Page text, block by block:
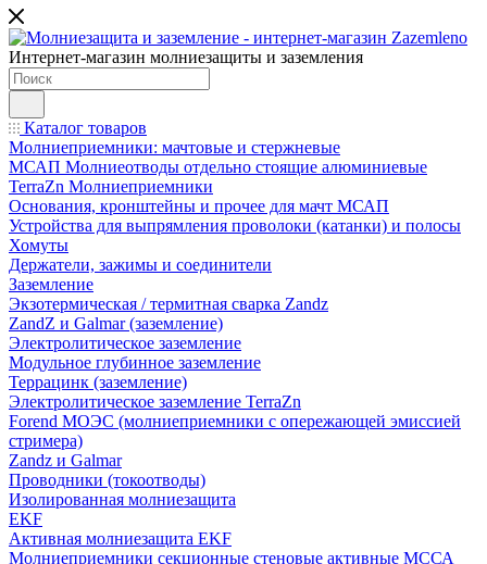
Интернет-магазин молниезащиты и заземления
Каталог товаров
Молниеприемники: мачтовые и стержневые
МСАП Молниеотводы отдельно стоящие алюминиевые
TerraZn Молниеприемники
Основания, кронштейны и прочее для мачт МСАП
Устройства для выпрямления проволоки (катанки) и полосы
Хомуты
Держатели, зажимы и соединители
Заземление
Экзотермическая / термитная сварка Zandz
ZandZ и Galmar (заземление)
Электролитическое заземление
Модульное глубинное заземление
Террацинк (заземление)
Электролитическое заземление TerraZn
Forend МОЭС (молниеприемники с опережающей эмиссией
стримера)
Zandz и Galmar
Проводники (токоотводы)
Изолированная молниезащита
EKF
Активная молниезащита EKF
Молниеприемники секционные стеновые активные МССА